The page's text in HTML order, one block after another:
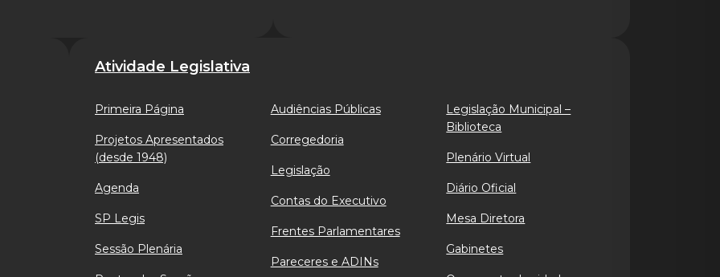
Atividade Legislativa
Primeira Página
Projetos Apresentados
(desde 1948)
Agenda
SP Legis
Sessão Plenária
Audiências Públicas
Corregedoria
Legislação
Contas do Executivo
Frentes Parlamentares
Pareceres e ADINs
Legislação Municipal –
Biblioteca
Plenário Virtual
Diário Oficial
Mesa Diretora
Gabinetes